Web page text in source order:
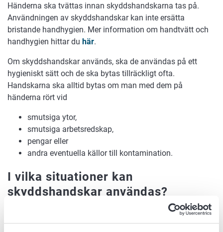
Händerna ska tvättas innan skyddshandskarna tas på.
Användningen av skyddshandskar kan inte ersätta
bristande handhygien. Mer information om handtvätt och
handhygien hittar du här.
Om skyddshandskar används, ska de användas på ett
hygieniskt sätt och de ska bytas tillräckligt ofta.
Handskarna ska alltid bytas om man med dem på
händerna rört vid
smutsiga ytor,
smutsiga arbetsredskap,
pengar eller
andra eventuella källor till kontamination.
I vilka situationer kan
skyddshandskar användas?
Användningen av skyddshandskar är inte ett krav i
livsmedelsarbetet i regel. I vissa enskilda arbetsmoment